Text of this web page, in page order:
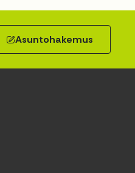
Asuntohakemus